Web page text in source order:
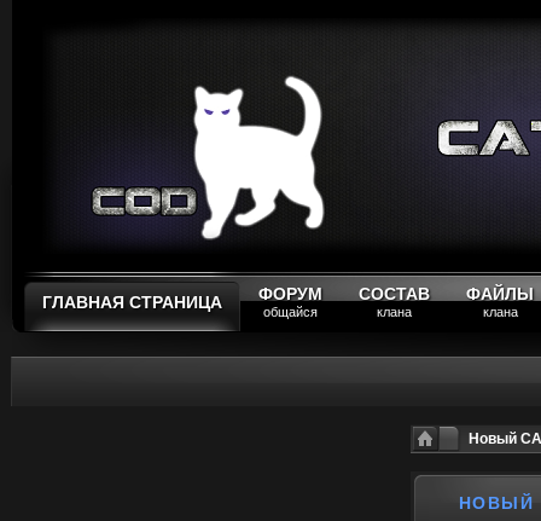
ГЛАВНАЯ СТРАНИЦА ФОРУМ
общайся
СОСТАВ
клана
ФАЙЛЫ
клана
Новый
НОВЫЙ